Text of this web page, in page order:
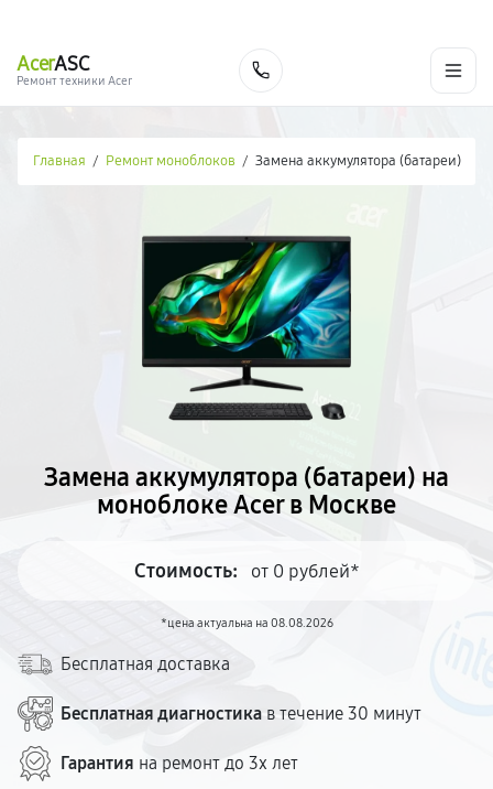
AcerASC
Ремонт техники Acer
Главная / Ремонт моноблоков / Замена аккумулятора (батареи)
Замена аккумулятора (батареи) на
моноблоке Acer в Москве
Стоимость: от 0 рублей*
*цена актуальна на 08.08.2026
Бесплатная доставка
Бесплатная диагностика в течение 30 минут
Гарантия на ремонт до 3х лет